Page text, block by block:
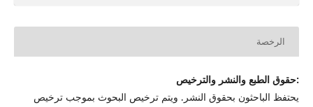
الرخصة
:حقوق الطبع والنشر والترخيص
يحتفظ الباحثون بحقوق النشر. ويتم ترخيص البحوث بموجب ترخيص